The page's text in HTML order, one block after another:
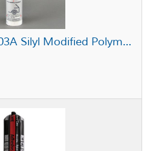
Bostik ISR 70-03-70-03A Silyl Modified Polymer Sealant Gray 290 mL Tube